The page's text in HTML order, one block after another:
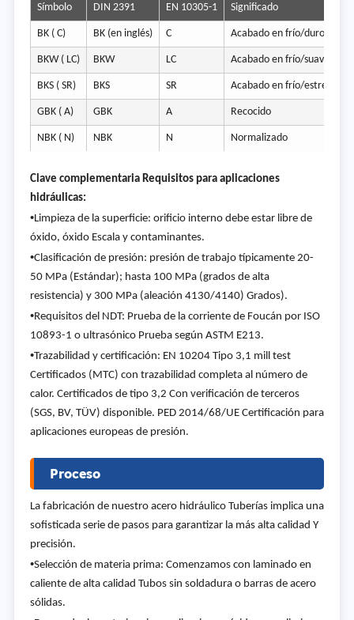
Símbolo
DIN 2391 EN 10305-1 Significado
BK ( C) BK (en inglés) C Acabado en frío/duro
BKW ( LC) BKW LC Acabado en frío/suave
BKS ( SR) BKS SR Acabado en frío/estrés
GBK ( A) GBK A Recocido
NBK ( N) NBK N Normalizado
Clave complementaria Requisitos para aplicaciones
hidráulicas:
•Limpieza de la superficie: orificio interno debe estar libre de
óxido, óxido Escala y contaminantes.
•Clasificación de presión: presión de trabajo típicamente 20-
50 MPa (Estándar); hasta 100 MPa (grados de alta
resistencia) y 300 MPa (aleación 4130/4140) Grados).
•Requisitos del NDT: Prueba de la corriente de Foucán por ISO
10893-1 o ultrasónico Prueba según ASTM E213.
•Trazabilidad y certificación: EN 10204 Tipo 3,1 mill test
Certificados (MTC) con trazabilidad completa al número de
calor. Certificados de tipo 3,2 Con verificación de terceros
(SGS, BV, TÜV) disponible. PED 2014/68/UE Certificación para
aplicaciones europeas de presión.
Proceso
La fabricación de nuestro acero hidráulico Tuberías implica una
sofisticada serie de pasos para garantizar la más alta calidad Y
precisión.
•Selección de materia prima: Comenzamos con laminado en
caliente de alta calidad Tubos sin soldadura o barras de acero
sólidas.